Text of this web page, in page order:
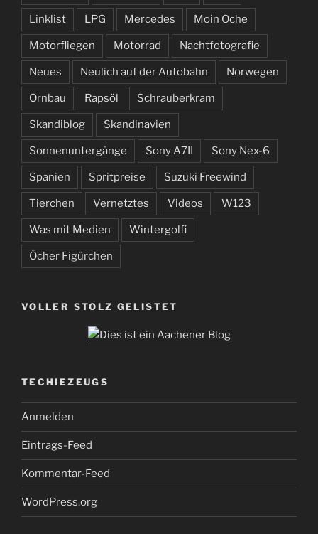
Linklist LPG Mercedes Moin Oche
Motorfliegen Motorrad Nachtfotografie
Neues Neulich auf der Autobahn Norwegen
Ornbau Rapsöl Schrauberkram
Skandiblog Skandinavien
Sonnenuntergänge Sony A7II Sony Nex-6
Spanien Spritpreise Suzuki Freewind
Tierchen Vernetztes Videos W123
Was mit Medien Wintergolfi
Öcher Figürchen
VOLLER STOLZ GELISTET
TECHIEZEUGS
Anmelden
Eintrags-Feed
Kommentar-Feed
WordPress.org